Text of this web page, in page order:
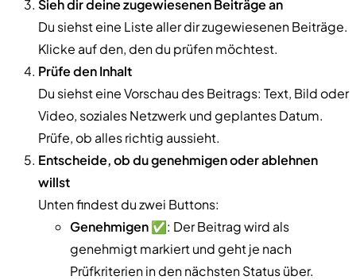
Sieh dir deine zugewiesenen Beiträge an
Du siehst eine Liste aller dir zugewiesenen Beiträge.
Klicke auf den, den du prüfen möchtest.
Prüfe den Inhalt
Du siehst eine Vorschau des Beitrags: Text, Bild oder
Video, soziales Netzwerk und geplantes Datum.
Prüfe, ob alles richtig aussieht.
Entscheide, ob du genehmigen oder ablehnen
willst
Unten findest du zwei Buttons:
Genehmigen✅: Der Beitrag wird als
genehmigt markiert und geht je nach
Prüfkriterien in den nächsten Status über.